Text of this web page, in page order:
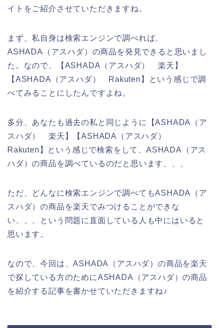
イトをご紹介させていただきますね。
まず、私自身は検索エンジンで調べれば、
ASHADA（アスハダ）の商品を発見できると思いまし
た。なので、【ASHADA（アスハダ） 楽天】
【ASHADA（アスハダ） Rakuten】という感じで調
べてみることにしたんですよね。
多分、あなたも過去の私と同じように【ASHADA（ア
スハダ） 楽天】【ASHADA（アスハダ）
Rakuten】という感じで検索をして、ASHADA（アス
ハダ）の商品を調べているのだと思います、、、
ただ、どんなに検索エンジンで調べてもASHADA（ア
スハダ）の商品を楽天でみつけることができな
い、、、という問題に直面している人も中にはいると
思います。
なので、今回は、ASHADA（アスハダ）の商品を楽天
で探している方のためにASHADA（アスハダ）の商品
を紹介する記事を書かせていただきますね♪